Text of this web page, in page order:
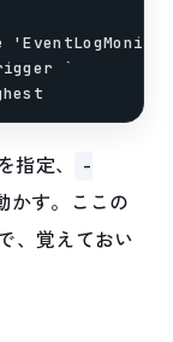
`
指定、
-
かす。ここの
、覚えておい